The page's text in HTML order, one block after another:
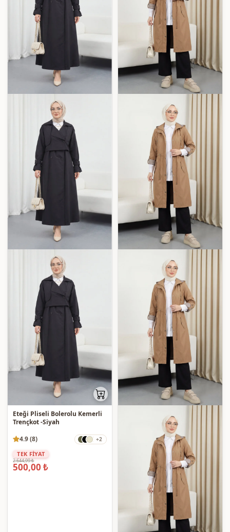
Eteği Pliseli Bolerolu Kemerli
Trençkot -Siyah
4.9 (8)
+2
TEK FİYAT
2.644,99 ₺
500,00 ₺